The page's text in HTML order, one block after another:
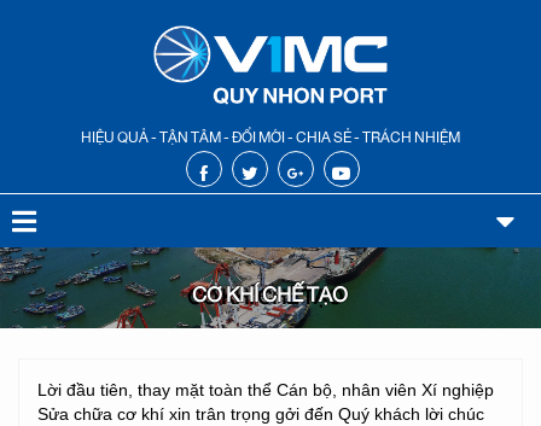
HIỆU QUẢ - TẬN TÂM - ĐỔI MỚI - CHIA SẺ - TRÁCH NHIỆM
CƠ KHÍ CHẾ TẠO
Lời đầu tiên, thay mặt toàn thể Cán bộ, nhân viên Xí nghiệp
Sửa chữa cơ khí xin trân trọng gởi đến Quý khách lời chúc